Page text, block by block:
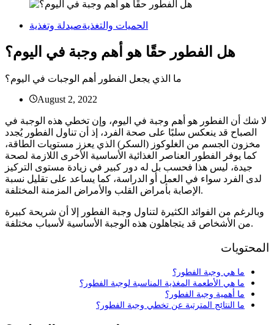
الحميات والتغذيةصيدلة وتغذية
هل الفطور حقًا هو أهم وجبة في اليوم؟
ما الذي يجعل الفطور أهم الوجبات في اليوم؟
August 2, 2022
لا شك أن الفطور هو أهم وجبة في اليوم، وإن تخطي هذه الوجبة في
الصباح قد ينعكس سلبًا على صحة الفرد، إذ أن تناول الفطور يُجدد
مخزون الجسم من الغلوكوز (السكر) الذي يعزز مستويات الطاقة،
كما يوفر الفطور العناصر الغذائية الأساسية الأخرى اللازمة لصحة
جيدة، ليس هذا فحسب بل له دور كبير في زيادة مستوى التركيز
لدى الفرد سواء في العمل أو الدراسة، كما يساعد على تقليل نسبة
الإصابة بأمراض القلب والأمراض المزمنة المختلفة.
وبالرغم من الفوائد الكثيرة لتناول وجبة الفطور إلا أن شريحة كبيرة
من الأشخاص قد يتجاهلون هذه الوجبة الأساسية لأسباب مختلفة.
المحتويات
ما هي وجبة الفطور؟
ما هي الأطعمة المغذية المناسبة لوجبة الفطور؟
ما أهمية وجبة الفطور؟
ما النتائج المترتبة عن تخطي وجبة الفطور؟